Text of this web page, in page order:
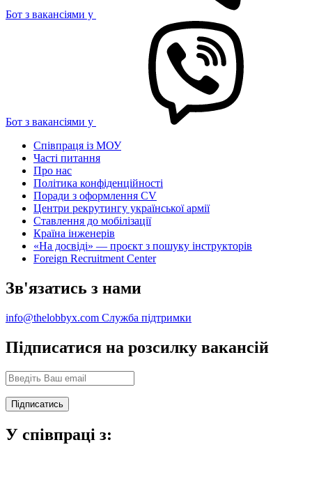
Бот з вакансіями у
Бот з вакансіями у
Співпраця із МОУ
Часті питання
Про нас
Політика конфіденційності
Поради з оформлення CV
Центри рекрутингу української армії
Ставлення до мобілізації
Країна інженерів
«На досвіді» — проєкт з пошуку інструкторів
Foreign Recruitment Center
Зв'язатись з нами
info@thelobbyx.com Служба підтримки
Підписатися на розсилку вакансій
У співпраці з: